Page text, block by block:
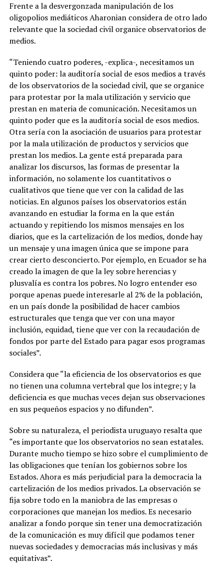
Frente a la desvergonzada manipulación de los
oligopolios mediáticos Aharonian considera de otro lado
relevante que la sociedad civil organice observatorios de
medios.
“Teniendo cuatro poderes, -explica-, necesitamos un
quinto poder: la auditoría social de esos medios a través
de los observatorios de la sociedad civil, que se organice
para protestar por la mala utilización y servicio que
prestan en materia de comunicación. Necesitamos un
quinto poder que es la auditoría social de esos medios.
Otra sería con la asociación de usuarios para protestar
por la mala utilización de productos y servicios que
prestan los medios. La gente está preparada para
analizar los discursos, las formas de presentar la
información, no solamente los cuantitativos o
cualitativos que tiene que ver con la calidad de las
noticias. En algunos países los observatorios están
avanzando en estudiar la forma en la que están
actuando y repitiendo los mismos mensajes en los
diarios, que es la cartelización de los medios, donde hay
un mensaje y una imagen única que se impone para
crear cierto desconcierto. Por ejemplo, en Ecuador se ha
creado la imagen de que la ley sobre herencias y
plusvalía es contra los pobres. No logro entender eso
porque apenas puede interesarle al 2% de la población,
en un país donde la posibilidad de hacer cambios
estructurales que tenga que ver con una mayor
inclusión, equidad, tiene que ver con la recaudación de
fondos por parte del Estado para pagar esos programas
sociales”.
Considera que “la eficiencia de los observatorios es que
no tienen una columna vertebral que los integre; y la
deficiencia es que muchas veces dejan sus observaciones
en sus pequeños espacios y no difunden”.
Sobre su naturaleza, el periodista uruguayo resalta que
“es importante que los observatorios no sean estatales.
Durante mucho tiempo se hizo sobre el cumplimiento de
las obligaciones que tenían los gobiernos sobre los
Estados. Ahora es más perjudicial para la democracia la
cartelización de los medios privados. La observación se
fija sobre todo en la maniobra de las empresas o
corporaciones que manejan los medios. Es necesario
analizar a fondo porque sin tener una democratización
de la comunicación es muy difícil que podamos tener
nuevas sociedades y democracias más inclusivas y más
equitativas”.